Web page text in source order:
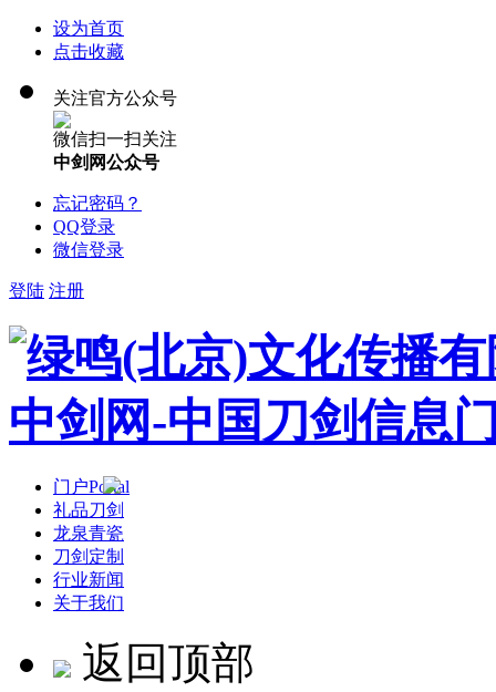
设为首页
点击收藏
关注官方公众号
微信扫一扫关注
中剑网公众号
忘记密码？
QQ登录
微信登录
登陆 注册
门户Portal
礼品刀剑
龙泉青瓷
刀剑定制
行业新闻
关于我们
返回顶部